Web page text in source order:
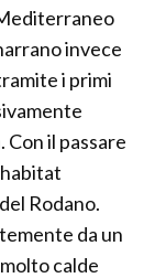
invece
i primi
il passare
Rodano.
da un
calde